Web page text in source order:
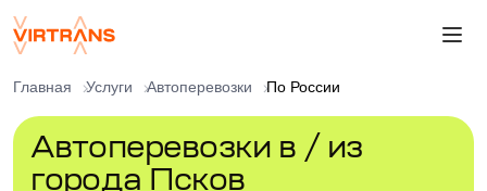
Главная Услуги Автоперевозки По России
Автоперевозки в / из
города Псков